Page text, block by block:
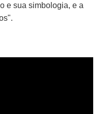
e sua simbologia, e a